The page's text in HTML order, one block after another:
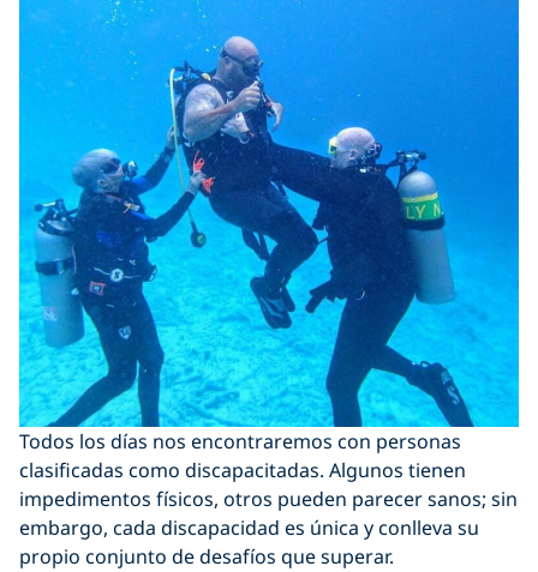
Todos los días nos encontraremos con personas
clasificadas como discapacitadas. Algunos tienen
impedimentos físicos, otros pueden parecer sanos; sin
embargo, cada discapacidad es única y conlleva su
propio conjunto de desafíos que superar.